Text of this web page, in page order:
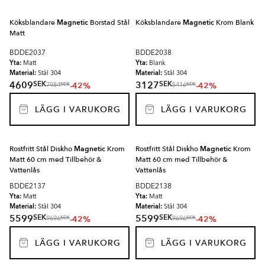
Köksblandare Magnetic Borstad Stål
Matt
BDDE2037
Yta: Matt
Material: Stål 304
4609SEK7984SEK-42%
LÄGG I VARUKORG
Köksblandare Magnetic Krom Blank
BDDE2038
Yta: Blank
Material: Stål 304
3127SEK5416SEK-42%
LÄGG I VARUKORG
Rostfritt Stål Diskho Magnetic Krom
Matt 60 cm med Tillbehör &
Vattenlås
BDDE2137
Yta: Matt
Material: Stål 304
5599SEK9696SEK-42%
LÄGG I VARUKORG
Rostfritt Stål Diskho Magnetic Krom
Matt 60 cm med Tillbehör &
Vattenlås
BDDE2138
Yta: Matt
Material: Stål 304
5599SEK9696SEK-42%
LÄGG I VARUKORG